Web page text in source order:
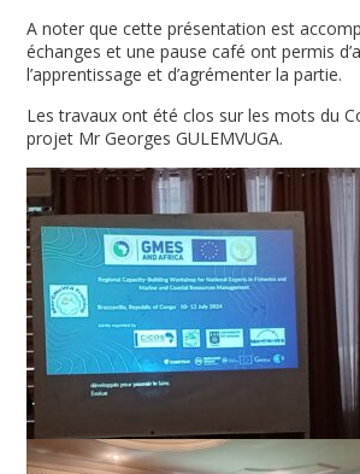
A noter que cette présentation est
échanges et une pause café ont permis
l’apprentissage et d’agrémenter la partie.
Les travaux ont été clos sur les mots du
projet Mr Georges GULEMVUGA.